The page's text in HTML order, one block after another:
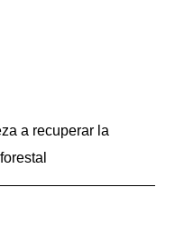
a recuperar la